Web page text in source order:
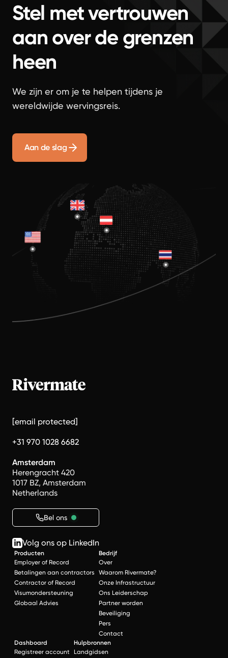
Stel met vertrouwen
aan over de grenzen
heen
We zijn er om je te helpen tijdens je
wereldwijde wervingsreis.
Aan de slag
[email protected]
+31 970 1028 6682
Amsterdam
Herengracht 420
1017 BZ, Amsterdam
Netherlands
Bel ons
Volg ons op LinkedIn
Producten
Employer of Record
Betalingen aan contractors
Contractor of Record
Visumondersteuning
Globaal Advies
Bedrijf
Over
Waarom Rivermate?
Onze Infrastructuur
Ons Leiderschap
Partner worden
Beveiliging
Pers
Contact
Dashboard
Registreer account
Hulpbronnen
Landgidsen